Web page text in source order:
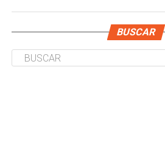
BUSCAR